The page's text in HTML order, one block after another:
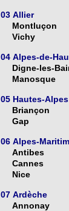
03 Allier
Montluçon
Vichy
04 Alpes-de-
Digne-les-
Manosque
05 Hautes-Alpes
Briançon
Gap
06 Alpes-
Antibes
Cannes
Nice
07 Ardèche
Annonay